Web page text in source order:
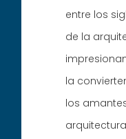
entre los
de la
la
los